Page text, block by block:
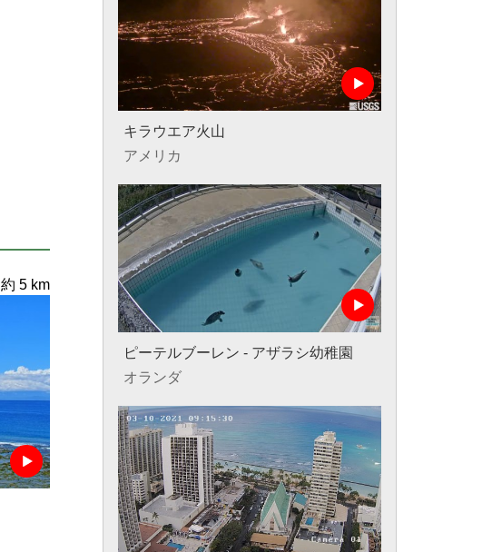
約 5 km
キラウエア火山
アメリカ
ピーテルブーレン - アザラシ幼稚園
オランダ